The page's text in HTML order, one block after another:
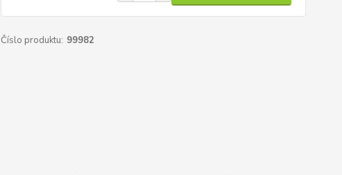
Číslo produktu: 99982